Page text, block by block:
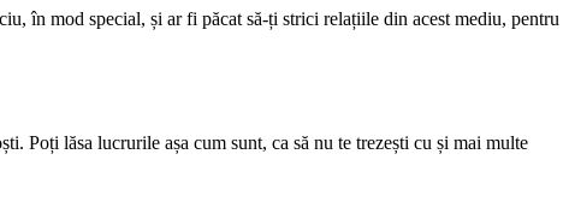
în mod special, și ar fi păcat să-ți strici relațiile din acest mediu, pentru
Poți lăsa lucrurile așa cum sunt, ca să nu te trezești cu și mai multe